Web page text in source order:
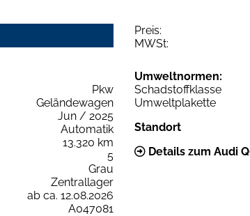
Preis:
MWSt:
Pkw
Geländewagen
Jun / 2025
Automatik
13.320 km
5
Grau
Zentrallager
ab ca. 12.08.2026
A047081
Umweltnormen:
Schadstoffklasse
Umweltplakette
Standort
Details zum Audi